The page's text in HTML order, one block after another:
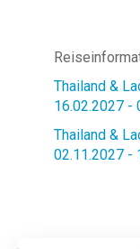
Thailand &
16.02.2027 -
Thailand &
02.11.2027 -